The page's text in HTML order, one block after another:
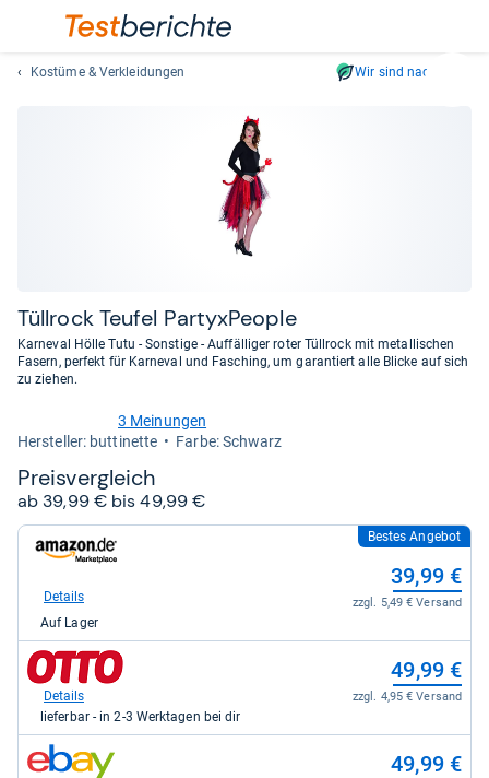
und
lassen
Kostüme & Verkleidungen Wir sind nachhaltig
Tüll­rock Teu­fel Par­tyx­Peo­ple
Karneval Hölle Tutu - Sonstige - Auffälliger roter Tüllrock mit metallischen
Fasern, perfekt für Karneval und Fasching, um garantiert alle Blicke auf sich
zu ziehen.
von
5
Sternen
3 Meinungen
Her­stel­ler: buttinette
Farbe: Schwarz
Preis­ver­gleich
ab 39,99 € bis 49,99 €
zum
Shop:
Amazon.de
39,99
kaufen.
Bestes Angebot
39,99 €
zzgl. 5,49 € Versand
Details
Auf Lager
zum
Shop:
Otto.de
49,99
kaufen.
49,99 €
zzgl. 4,95 € Versand
Details
lieferbar - in 2-3 Werktagen bei dir
zum
Shop:
49,99 €